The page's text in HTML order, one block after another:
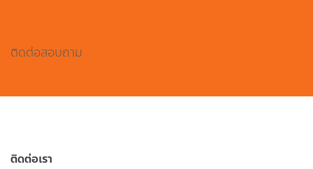
ติดต่อสอบถาม
ติดต่อเรา